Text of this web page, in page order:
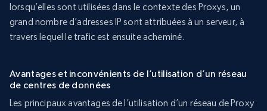
lorsqu’elles sont utilisées dans le contexte des Proxys, un
grand nombre d’adresses IP sont attribuées à un serveur, à
travers lequel le trafic est ensuite acheminé.
Avantages et inconvénients de l’utilisation d’un réseau
de centres de données
Les principaux avantages de l’utilisation d’un réseau de Proxy